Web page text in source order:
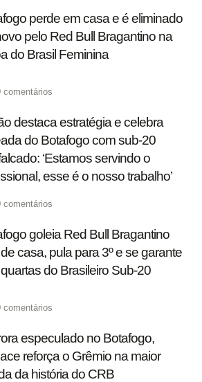
perde em casa e é eliminado
pelo Red Bull Bragantino na
do Brasil Feminina
comentários
destaca estratégia e celebra
do Botafogo com sub-20
‘Estamos servindo o
esse é o nosso trabalho’
comentários
goleia Red Bull Bragantino
casa, pula para 3º e se garante
do Brasileiro Sub-20
comentários
especulado no Botafogo,
reforça o Grêmio na maior
da história do CRB